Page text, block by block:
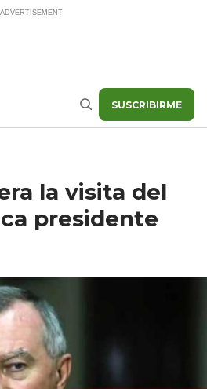
Buscar SUSCRIBIRME
la visita del
presidente